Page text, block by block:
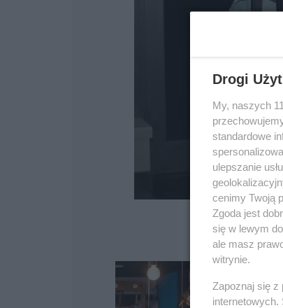
Drogi
My, naszych
standardowe
ulepszanie
cenimy Twoją
Zgoda jest
się w lewym
ale masz
witrynie.
Zapoznaj się
internetowych.